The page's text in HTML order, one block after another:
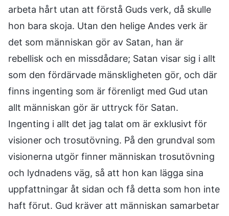
arbeta hårt utan att förstå Guds verk, då skulle
hon bara skoja. Utan den helige Andes verk är
det som människan gör av Satan, han är
rebellisk och en missdådare; Satan visar sig i allt
som den fördärvade mänskligheten gör, och där
finns ingenting som är förenligt med Gud utan
allt människan gör är uttryck för Satan.
Ingenting i allt det jag talat om är exklusivt för
visioner och trosutövning. På den grundval som
visionerna utgör finner människan trosutövning
och lydnadens väg, så att hon kan lägga sina
uppfattningar åt sidan och få detta som hon inte
haft förut. Gud kräver att människan samarbetar